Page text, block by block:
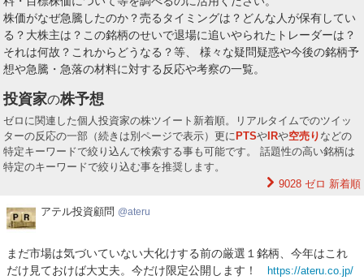
株価がなぜ急騰したのか？売るタイミングは？どんな人が保有してい
る？大株主は？この銘柄のせいで退場に追いやられたトレーダーは？
それは何故？これからどうなる？等、 様々な疑問疑惑や今後の銘柄予
想や急騰・急落の材料に対する反応や考察の一覧。
投資家の株予想
ゼロに関連した個人投資家の株ツイート新着順。リアルタイムでのツイッ
ターの反応の一部（続きは別ページで表示）更に PTSや IRや空売り などの
特定キーワードで絞り込んで検索する事も可能です。 話題性の高い銘柄は
特定のキーワードで絞り込む事を推奨します。
9028 ゼロ 新着順
ア
投
資
アテル投資顧問 ateru
まだ市場は気づいていない大化けする前の厳選１銘柄、今年はこれ
だけ見ておけば大丈夫。今だけ限定公開します！
https://ateru.co.jp/